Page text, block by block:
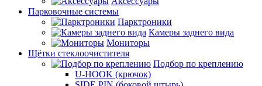
Парковочные системы
Парктроники
Камеры заднего вида
Мониторы
Щётки стеклоочистителя
Подбор по креплению
U-HOOK (крючок)